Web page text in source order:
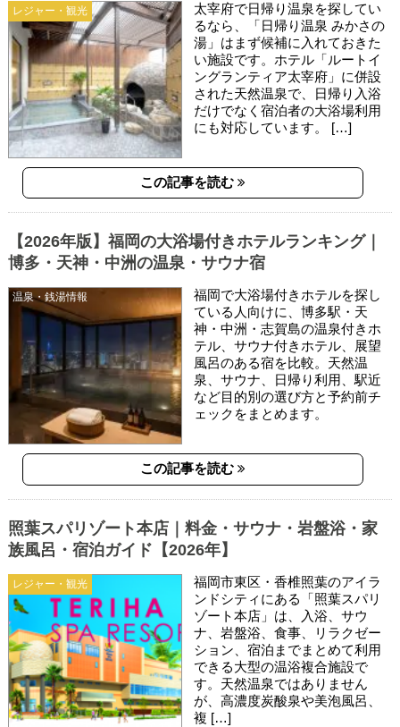
レジャー・観光
太宰府で日帰り温泉を探してい
るなら、「日帰り温泉 みかさの
湯」はまず候補に入れておきた
い施設です。ホテル「ルートイ
ングランティア太宰府」に併設
された天然温泉で、日帰り入浴
だけでなく宿泊者の大浴場利用
にも対応しています。 […]
この記事を読む
温泉・銭湯情報
【2026年版】福岡の大浴場付きホテルランキング｜
博多・天神・中洲の温泉・サウナ宿
福岡で大浴場付きホテルを探し
ている人向けに、博多駅・天
神・中洲・志賀島の温泉付きホ
テル、サウナ付きホテル、展望
風呂のある宿を比較。天然温
泉、サウナ、日帰り利用、駅近
など目的別の選び方と予約前チ
ェックをまとめます。
この記事を読む
レジャー・観光
照葉スパリゾート本店｜料金・サウナ・岩盤浴・家
族風呂・宿泊ガイド【2026年】
福岡市東区・香椎照葉のアイラ
ンドシティにある「照葉スパリ
ゾート本店」は、入浴、サウ
ナ、岩盤浴、食事、リラクゼー
ション、宿泊までまとめて利用
できる大型の温浴複合施設で
す。天然温泉ではありません
が、高濃度炭酸泉や美泡風呂、
複 […]